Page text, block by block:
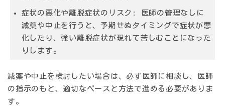
症状の悪化や離脱症状のリスク:
医師の管理なしに
減薬や中止を行うと、予期せぬタイミングで症状が悪
化したり、強い離脱症状が現れて苦しむことになった
りします。
減薬や中止を検討したい場合は、必ず医師に相談し、医師
の指示のもと、適切なペースと方法で進める必要がありま
す。